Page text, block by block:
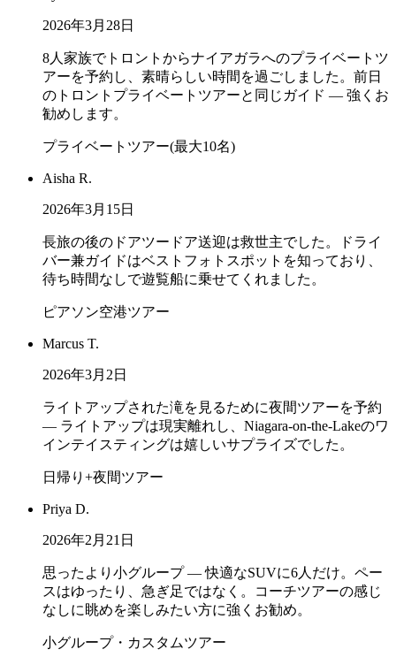
2026年3月28日
8人家族でトロントからナイアガラへのプライベートツ
アーを予約し、素晴らしい時間を過ごしました。前日
のトロントプライベートツアーと同じガイド — 強くお
勧めします。
プライベートツアー(最大10名)
Aisha R.
2026年3月15日
長旅の後のドアツードア送迎は救世主でした。ドライ
バー兼ガイドはベストフォトスポットを知っており、
待ち時間なしで遊覧船に乗せてくれました。
ピアソン空港ツアー
Marcus T.
2026年3月2日
ライトアップされた滝を見るために夜間ツアーを予約
— ライトアップは現実離れし、Niagara-on-the-Lakeのワ
インテイスティングは嬉しいサプライズでした。
日帰り+夜間ツアー
Priya D.
2026年2月21日
思ったより小グループ — 快適なSUVに6人だけ。ペー
スはゆったり、急ぎ足ではなく。コーチツアーの感じ
なしに眺めを楽しみたい方に強くお勧め。
小グループ・カスタムツアー